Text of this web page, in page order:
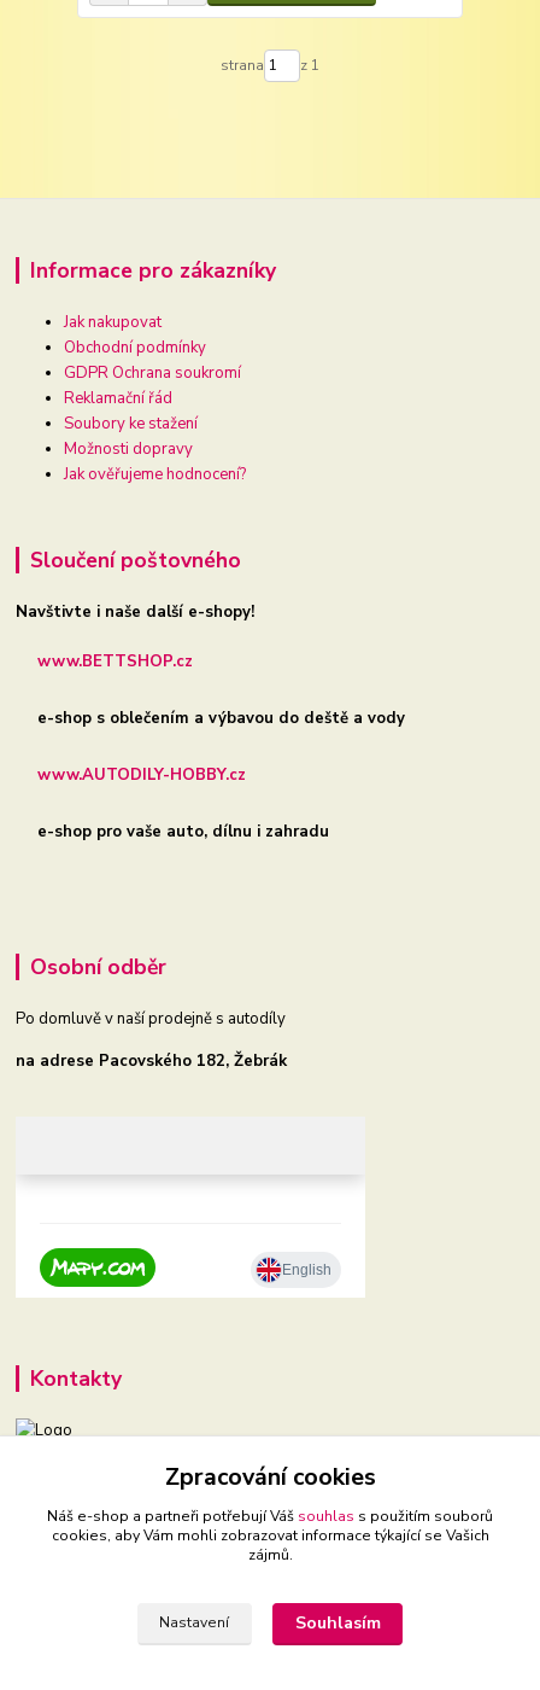
strana z 1
Informace pro zákazníky
Jak nakupovat
Obchodní podmínky
GDPR Ochrana soukromí
Reklamační řád
Soubory ke stažení
Možnosti dopravy
Jak ověřujeme hodnocení?
Sloučení poštovného
Navštivte i naše další e-shopy!
www.BETTSHOP.cz
e-shop s oblečením a výbavou do deště a vody
www.AUTODILY-HOBBY.cz
e-shop pro vaše auto, dílnu i zahradu
Osobní odběr
Po domluvě v naší prodejně s autodíly
na adrese Pacovského 182, Žebrák
Kontakty
+420 604 921 321
babyveci@babyveci.cz
Zpracování cookies
Náš e-shop a partneři potřebují Váš souhlas s použitím souborů
cookies, aby Vám mohli zobrazovat informace týkající se Vašich
zájmů.
Nastavení Souhlasím